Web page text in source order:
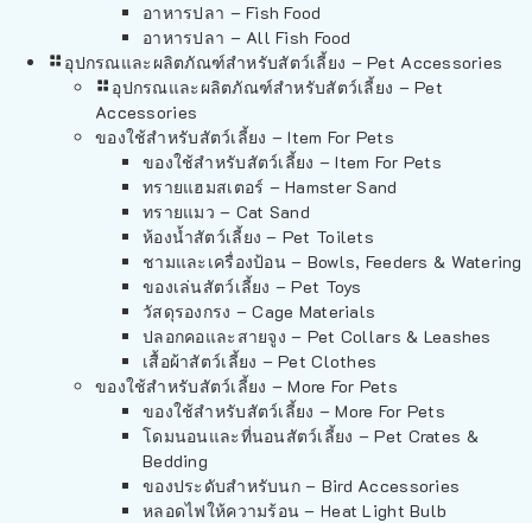
อาหารปลา – Fish Food
อาหารปลา – All Fish Food
อุปกรณและผลิตภัณฑ์สำหรับสัตว์เลี้ยง – Pet Accessories
อุปกรณและผลิตภัณฑ์สำหรับสัตว์เลี้ยง – Pet
Accessories
ของใช้สำหรับสัตว์เลี้ยง – Item For Pets
ของใช้สำหรับสัตว์เลี้ยง – Item For Pets
ทรายแฮมสเตอร์ – Hamster Sand
ทรายแมว – Cat Sand
ห้องน้ำสัตว์เลี้ยง – Pet Toilets
ชามและเครื่องป้อน – Bowls, Feeders & Watering
ของเล่นสัตว์เลี้ยง – Pet Toys
วัสดุรองกรง – Cage Materials
ปลอกคอและสายจูง – Pet Collars & Leashes
เสื้อผ้าสัตว์เลี้ยง – Pet Clothes
ของใช้สำหรับสัตว์เลี้ยง – More For Pets
ของใช้สำหรับสัตว์เลี้ยง – More For Pets
โดมนอนและที่นอนสัตว์เลี้ยง – Pet Crates &
Bedding
ของประดับสำหรับนก – Bird Accessories
หลอดไฟให้ความร้อน – Heat Light Bulb